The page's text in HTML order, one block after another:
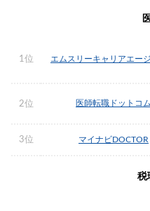
1位 エムスリーキャリアエー
2位 医師転職ドットコム
3位 マイナビDOCTOR
税